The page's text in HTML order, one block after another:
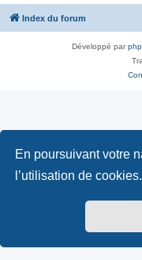
En poursuivant votre
l’utilisation de cookies.
Index du forum
Développé par